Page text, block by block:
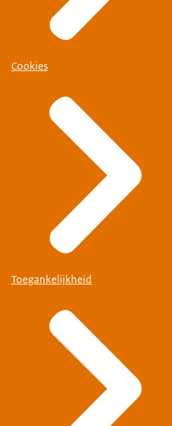
Cookies
Toegankelijkheid